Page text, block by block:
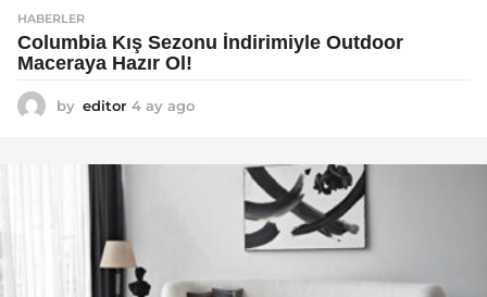
HABERLER
Columbia Kış Sezonu İndirimiyle Outdoor
Maceraya Hazır Ol!
by editor 4 ay ago
a